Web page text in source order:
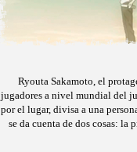
Ryouta Sakamoto, el
jugadores a nivel mundial del
por el lugar, divisa a una
se da cuenta de dos cosas: la